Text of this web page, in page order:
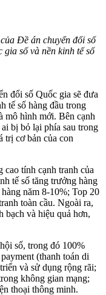
Đề án chuyển đổi số
số và nền kinh tế số
đổi số Quốc gia sẽ đưa
tế số hàng đầu trong
mô hình mới. Bên cạnh
bị bỏ lại phía sau trong
trị cơ bản của con
cao tính cạnh tranh của
tế số tăng trưởng hàng
năm 8-10%; Top 20
toàn cầu. Ngoài ra,
bạch và hiệu quả hơn,
số, trong đó 100%
(thanh toán di
và sử dụng rộng rãi;
không gian mạng;
thoại thông minh.